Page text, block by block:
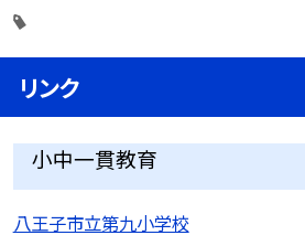
リンク
小中一貫教育
八王子市立第九小学校